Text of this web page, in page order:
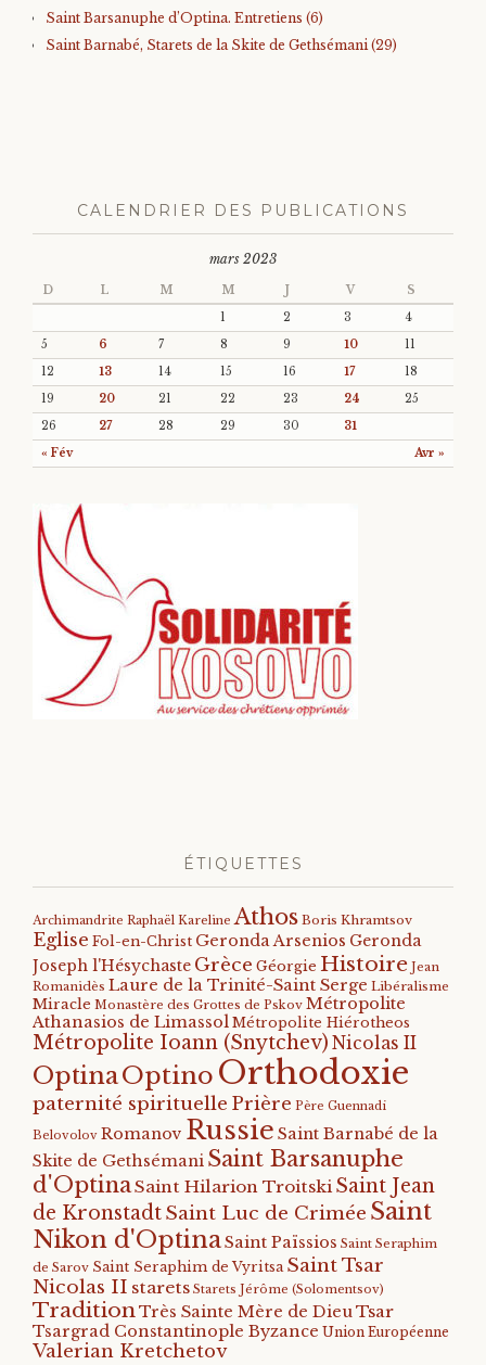
Saint Barsanuphe d’Optina. Entretiens (6)
Saint Barnabé, Starets de la Skite de Gethsémani (29)
CALENDRIER DES PUBLICATIONS
mars 2023
D L M M J V S
« Fév Avr »
1 2 3
4
5
6 7 8 9 10
11
12
13 14 15 16 17
18
19
20 21 22 23 24
25
26
27 28 29 30 31
ÉTIQUETTES
Archimandrite Raphaël Kareline Athos Boris Khramtsov
Eglise Fol-en-Christ Geronda Arsenios Geronda
Joseph l'Hésychaste Grèce Géorgie Histoire Jean
Romanidès Laure de la Trinité-Saint Serge Libéralisme
Miracle Monastère des Grottes de Pskov Métropolite
Athanasios de Limassol Métropolite Hiérotheos
Métropolite Ioann (Snytchev) Nicolas II
OptinaOptino Orthodoxie
paternité spirituelle Prière Père Guennadi
Belovolov Romanov Russie Saint Barnabé de la
Skite de Gethsémani Saint Barsanuphe
d'OptinaSaint Hilarion Troitski Saint Jean
de KronstadtSaint Luc de Crimée Saint
Nikon d'OptinaSaint Païssios Saint Seraphim
de Sarov Saint Seraphim de Vyritsa Saint Tsar
Nicolas II starets Starets Jérôme (Solomentsov)
TraditionTrès Sainte Mère de DieuTsar
Tsargrad Constantinople Byzance Union Européenne
Valerian Kretchetov